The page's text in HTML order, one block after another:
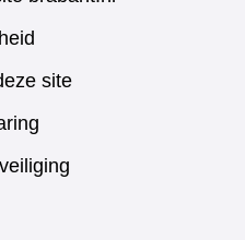
site